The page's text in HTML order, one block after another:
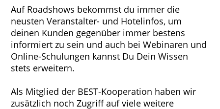
Auf Roadshows bekommst du immer die
neusten Veranstalter- und Hotelinfos, um
deinen Kunden gegenüber immer bestens
informiert zu sein und auch bei Webinaren und
Online-Schulungen kannst Du Dein Wissen
stets erweitern.
Als Mitglied der BEST-Kooperation haben wir
zusätzlich noch Zugriff auf viele weitere